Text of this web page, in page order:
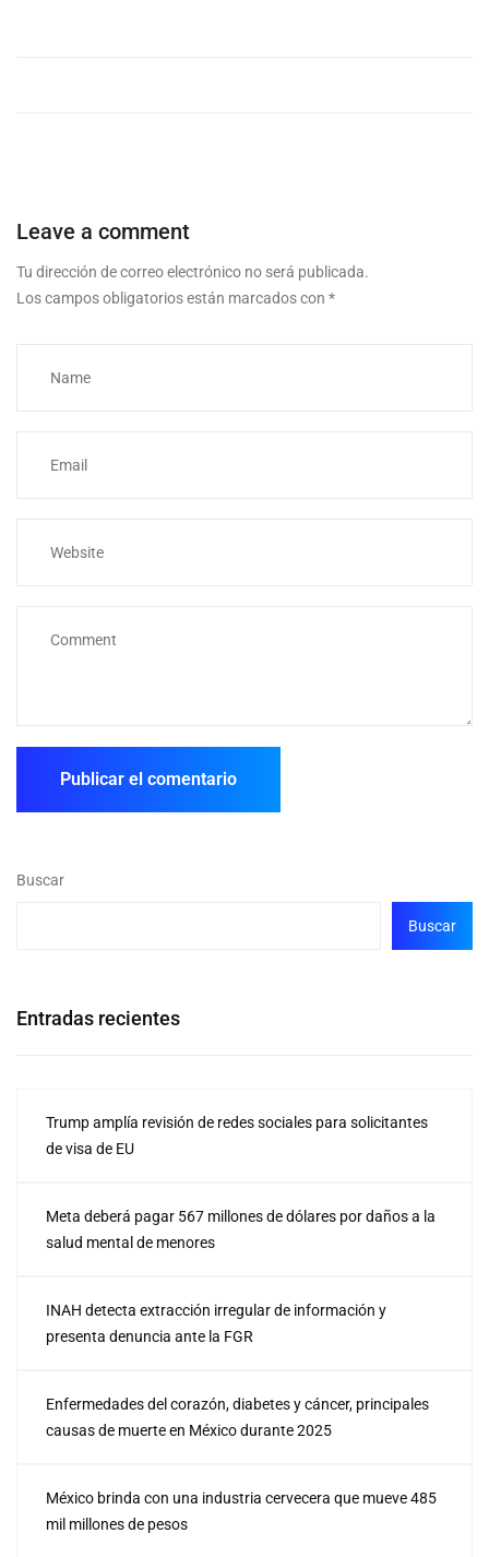
Leave a comment
Tu dirección de correo electrónico no será publicada.
Los campos obligatorios están marcados con *
Buscar
Buscar
Entradas recientes
Trump amplía revisión de redes sociales para solicitantes
de visa de EU
Meta deberá pagar 567 millones de dólares por daños a la
salud mental de menores
INAH detecta extracción irregular de información y
presenta denuncia ante la FGR
Enfermedades del corazón, diabetes y cáncer, principales
causas de muerte en México durante 2025
México brinda con una industria cervecera que mueve 485
mil millones de pesos